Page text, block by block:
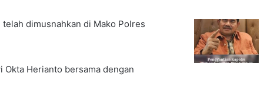
dimusnahkan di Mako Polres
Herianto bersama dengan